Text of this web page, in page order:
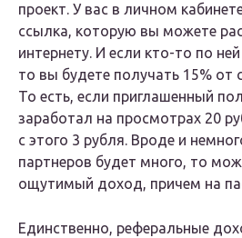
проект. У вас в личном
ссылка, которую вы можете
интернету. И если кто-то по ней
то вы будете получать 15% от
То есть, если приглашенный
заработал на просмотрах 20
с этого 3 рубля. Вроде и
партнеров будет много, то
ощутимый доход, причем на
Единственно, реферальные